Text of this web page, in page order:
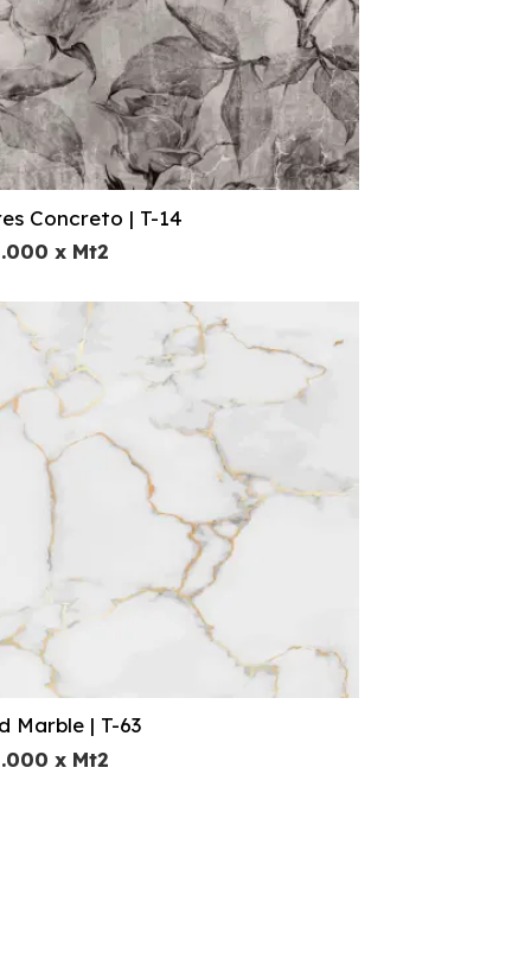
Concreto | T-14
x Mt2
Marble | T-63
x Mt2